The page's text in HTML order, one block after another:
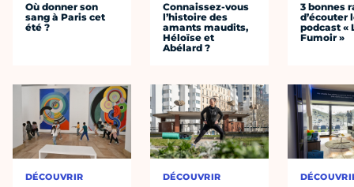
Où donner son
sang à Paris cet
été ?
DÉCOUVRIR
Connaissez-vous
l’histoire des
amants maudits,
Héloïse et
Abélard ?
DÉCOUVRIR
3 bonnes
d’écouter
podcast «
Fumoir »